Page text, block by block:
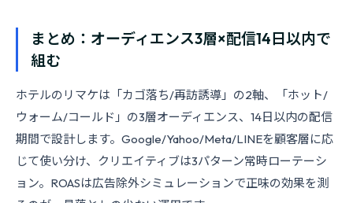
まとめ：オーディエンス3層×配信14日以内で
組む
ホテルのリマケは「カゴ落ち/再訪誘導」の2軸、「ホット/
ウォーム/コールド」の3層オーディエンス、14日以内の配信
期間で設計します。Google/Yahoo/Meta/LINEを顧客層に応
じて使い分け、クリエイティブは3パターン常時ローテーシ
ョン。ROASは広告除外シミュレーションで正味の効果を測